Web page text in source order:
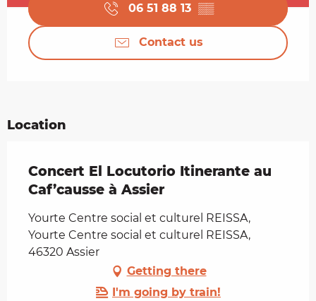
06 51 88 13 ▒▒
Contact us
Location
Concert El Locutorio Itinerante au
Caf’causse à Assier
Yourte Centre social et culturel REISSA,
Yourte Centre social et culturel REISSA,
46320 Assier
Getting there
I'm going by train!